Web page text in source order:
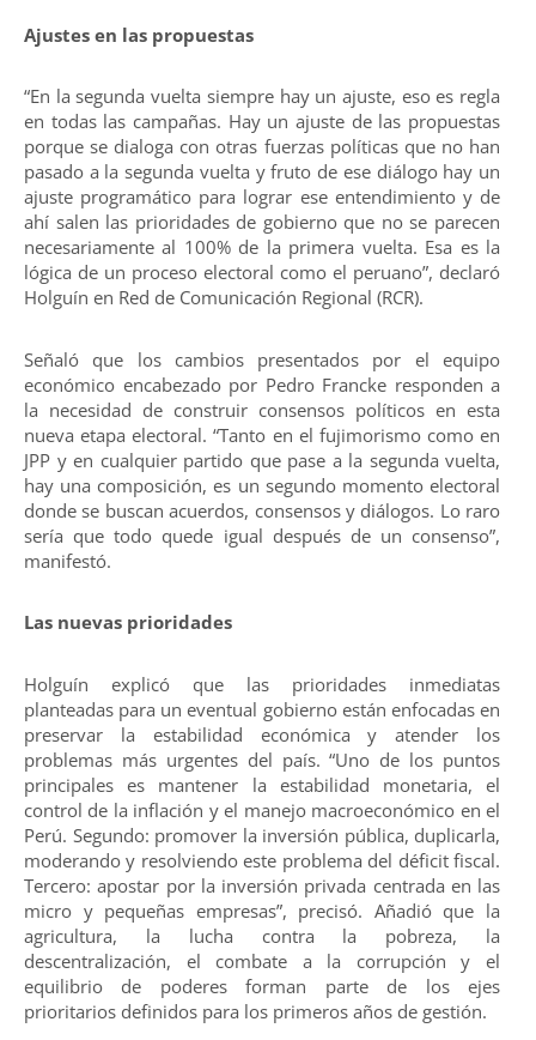
Ajustes en las propuestas
“En la segunda vuelta siempre hay un ajuste, eso es regla
en todas las campañas. Hay un ajuste de las propuestas
porque se dialoga con otras fuerzas políticas que no han
pasado a la segunda vuelta y fruto de ese diálogo hay un
ajuste programático para lograr ese entendimiento y de
ahí salen las prioridades de gobierno que no se parecen
necesariamente al 100% de la primera vuelta. Esa es la
lógica de un proceso electoral como el peruano”, declaró
Holguín en Red de Comunicación Regional (RCR).
Señaló que los cambios presentados por el equipo
económico encabezado por Pedro Francke responden a
la necesidad de construir consensos políticos en esta
nueva etapa electoral. “Tanto en el fujimorismo como en
JPP y en cualquier partido que pase a la segunda vuelta,
hay una composición, es un segundo momento electoral
donde se buscan acuerdos, consensos y diálogos. Lo raro
sería que todo quede igual después de un consenso”,
manifestó.
Las nuevas prioridades
Holguín explicó que las prioridades inmediatas
planteadas para un eventual gobierno están enfocadas en
preservar la estabilidad económica y atender los
problemas más urgentes del país. “Uno de los puntos
principales es mantener la estabilidad monetaria, el
control de la inflación y el manejo macroeconómico en el
Perú. Segundo: promover la inversión pública, duplicarla,
moderando y resolviendo este problema del déficit fiscal.
Tercero: apostar por la inversión privada centrada en las
micro y pequeñas empresas”, precisó. Añadió que la
agricultura, la lucha contra la pobreza, la
descentralización, el combate a la corrupción y el
equilibrio de poderes forman parte de los ejes
prioritarios definidos para los primeros años de gestión.